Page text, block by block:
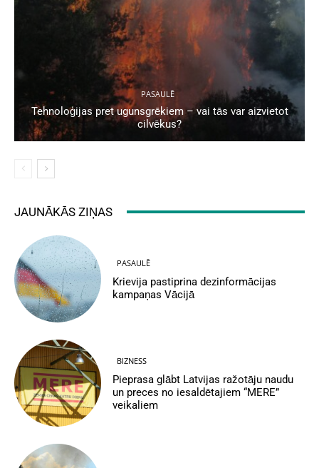
PASAULĒ
Tehnoloģijas pret ugunsgrēkiem – vai tās var aizvietot
cilvēkus?
JAUNĀKĀS ZIŅAS
PASAULĒ
Krievija pastiprina dezinformācijas
kampaņas Vācijā
BIZNESS
Pieprasa glābt Latvijas ražotāju naudu
un preces no iesaldētajiem “MERE”
veikaliem